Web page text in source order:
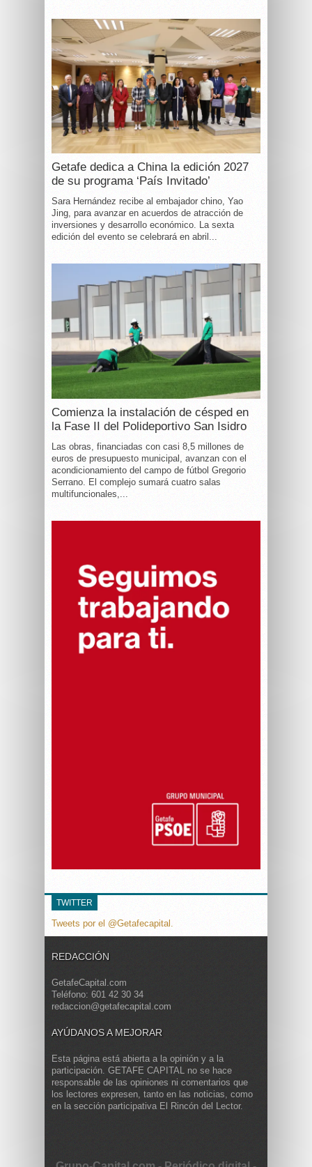
Getafe dedica a China la edición 2027
de su programa ‘País Invitado’
Sara Hernández recibe al embajador chino, Yao
Jing, para avanzar en acuerdos de atracción de
inversiones y desarrollo económico. La sexta
edición del evento se celebrará en abril...
Comienza la instalación de césped en
la Fase II del Polideportivo San Isidro
Las obras, financiadas con casi 8,5 millones de
euros de presupuesto municipal, avanzan con el
acondicionamiento del campo de fútbol Gregorio
Serrano. El complejo sumará cuatro salas
multifuncionales,...
TWITTER
Tweets por el @Getafecapital.
REDACCIÓN
GetafeCapital.com
Teléfono: 601 42 30 34
redaccion@getafecapital.com
AYÚDANOS A MEJORAR
Esta página está abierta a la opinión y a la
participación. GETAFE CAPITAL no se hace
responsable de las opiniones ni comentarios que
los lectores expresen, tanto en las noticias, como
en la sección participativa El Rincón del Lector.